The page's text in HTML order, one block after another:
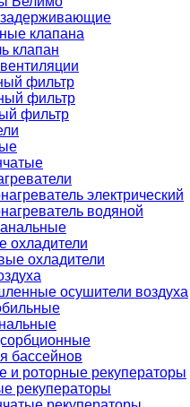
клапана
клапан
фильтр
фильтр
фильтр
электрический
водяной
охладители
охладители
осушители воздуха
бассейнов
и роторные рекуператоры
рекуператоры